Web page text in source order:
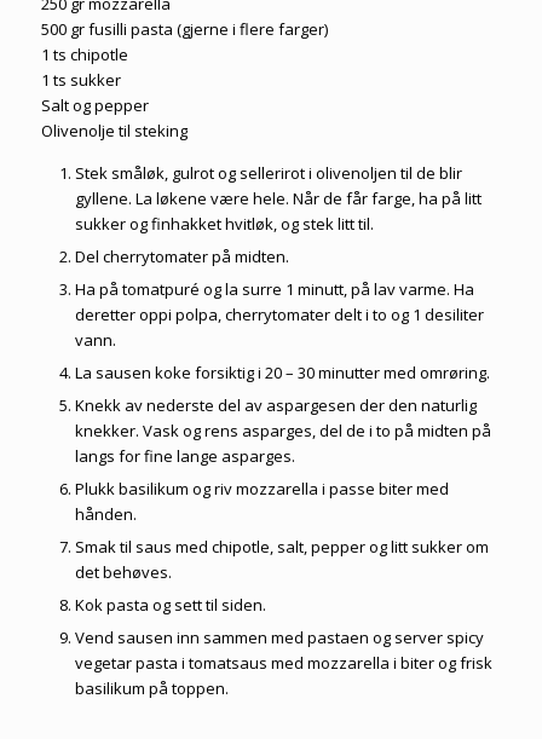
500 gr fusilli pasta (gjerne i flere farger)
1 ts chipotle
1 ts sukker
Salt og pepper
Olivenolje til steking
Stek småløk, gulrot og sellerirot i olivenoljen til de blir
gyllene. La løkene være hele. Når de får farge, ha på litt
sukker og finhakket hvitløk, og stek litt til.
Del cherrytomater på midten.
Ha på tomatpuré og la surre 1 minutt, på lav varme. Ha
deretter oppi polpa, cherrytomater delt i to og 1 desiliter
vann.
La sausen koke forsiktig i 20 – 30 minutter med omrøring.
Knekk av nederste del av aspargesen der den naturlig
knekker. Vask og rens asparges, del de i to på midten på
langs for fine lange asparges.
Plukk basilikum og riv mozzarella i passe biter med
hånden.
Smak til saus med chipotle, salt, pepper og litt sukker om
det behøves.
Kok pasta og sett til siden.
Vend sausen inn sammen med pastaen og server spicy
vegetar pasta i tomatsaus med mozzarella i biter og frisk
basilikum på toppen.